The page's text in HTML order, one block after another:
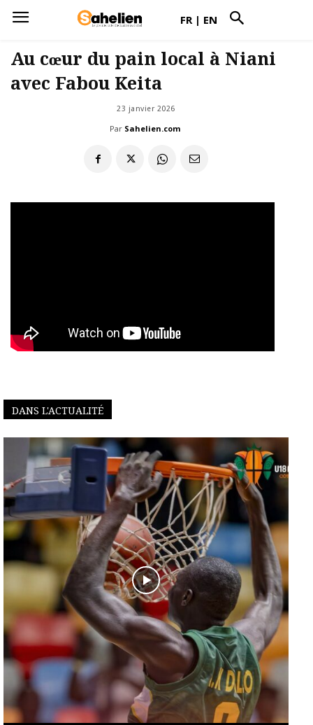
FR | EN
Au cœur du pain local à Niani
avec Fabou Keita
23 janvier 2026
Par Sahelien.com
DANS L'ACTUALITÉ